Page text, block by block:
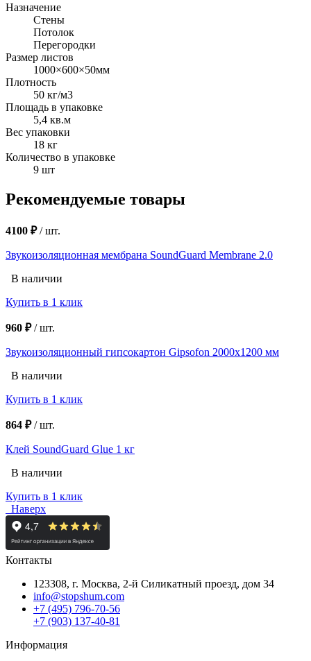
Назначение
Стены
Потолок
Перегородки
Размер листов
1000×600×50мм
Плотность
50 кг/м3
Площадь в упаковке
5,4 кв.м
Вес упаковки
18 кг
Количество в упаковке
9 шт
Рекомендуемые товары
4100 ₽/шт.
Звукоизоляционная мембрана SoundGuard Membrane 2.0
В наличии
Купить в 1 клик
960 ₽/шт.
Звукоизоляционный гипсокартон Gipsofon 2000х1200 мм
В наличии
Купить в 1 клик
864 ₽/шт.
Клей SoundGuard Glue 1 кг
В наличии
Купить в 1 клик
Наверх
Контакты
123308, г. Москва, 2-й Силикатный проезд, дом 34
info@stopshum.com
+7 (495) 796-70-56
+7 (903) 137-40-81
Информация